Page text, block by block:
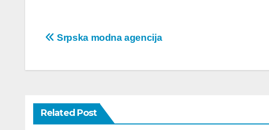
Post
Srpska modna agencija
Related Post